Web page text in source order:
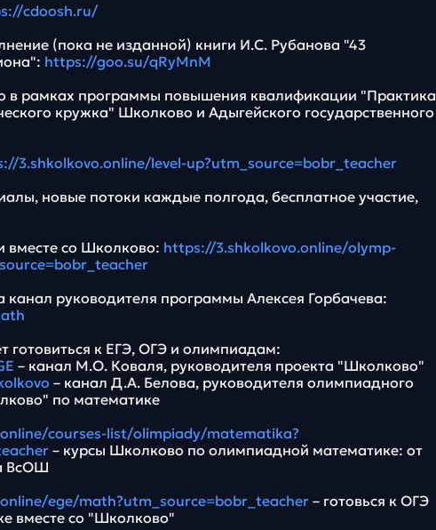
cdoosh.ru/
(пока не изданной) книги И.С. Рубанова "43
https://goo.su/qRyMnM
в рамках программы повышения квалификации "Практика
кружка" Школково и Адыгейского государственного
3.shkolkovo.online/level-up?utm_source=bobr_teacher
новые потоки каждые полгода, бесплатное участие,
вместе со Школково: https://3.shkolkovo.online/olymp-
канал руководителя программы Алексея Горбачева:
готовиться к ЕГЭ, ОГЭ и олимпиадам:
– канал М.О. Коваля, руководителя проекта "Школково"
– канал Д.А. Белова, руководителя олимпиадного
по математике
courses-list/olimpiady/matematika?
– курсы Школково по олимпиадной математике: от
ВсОШ
ege/math?utm_source=bobr_teacher – готовься к ОГЭ
вместе со "Школково"